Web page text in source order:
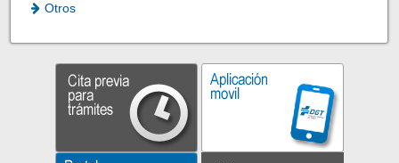
Otros